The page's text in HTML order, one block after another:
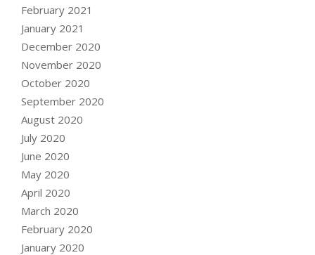
February 2021
January 2021
December 2020
November 2020
October 2020
September 2020
August 2020
July 2020
June 2020
May 2020
April 2020
March 2020
February 2020
January 2020